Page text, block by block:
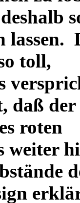
lassen.
toll,
daß
roten
weiter